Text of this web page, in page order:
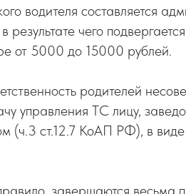
водителя составляется
чего
от 5000 до 15000 рублей.
родителей
управления ТС лицу,
(ч.3 ст.12.7 КоАП РФ), в
завершаются весьма